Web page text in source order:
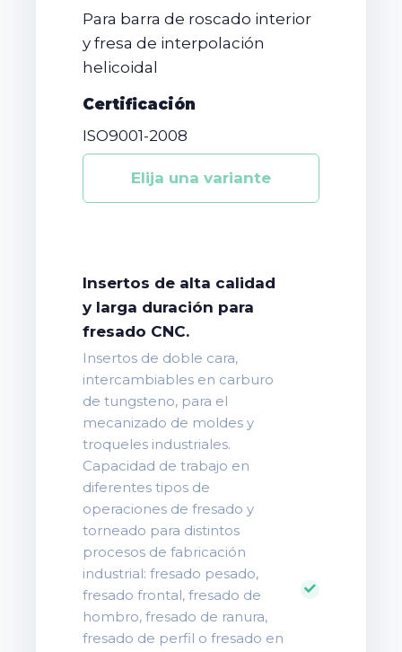
Para barra de roscado interior
y fresa de interpolación
helicoidal
Certificación
ISO9001-2008
Insertos de alta calidad
y larga duración para
fresado CNC.
Insertos de doble cara,
intercambiables en carburo
de tungsteno, para el
mecanizado de moldes y
troqueles industriales.
Capacidad de trabajo en
diferentes tipos de
operaciones de fresado y
torneado para distintos
procesos de fabricación
industrial: fresado pesado,
fresado frontal, fresado de
hombro, fresado de ranura,
fresado de perfil o fresado en